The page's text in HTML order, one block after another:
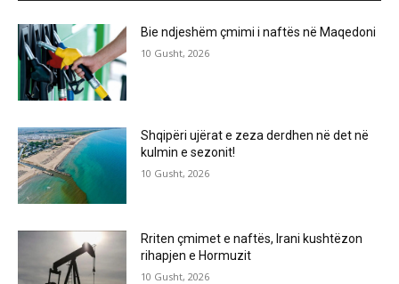
Bie ndjeshëm çmimi i naftës në Maqedoni
10 Gusht, 2026
Shqipëri ujërat e zeza derdhen në det në
kulmin e sezonit!
10 Gusht, 2026
Rriten çmimet e naftës, Irani kushtëzon
rihapjen e Hormuzit
10 Gusht, 2026